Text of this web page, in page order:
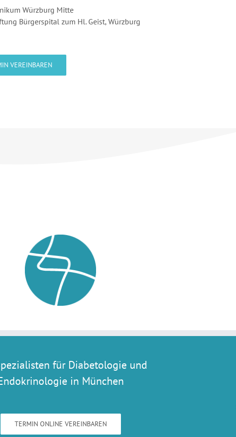
Würzburg Mitte
Bürgerspital zum Hl. Geist, Würzburg
VEREINBAREN
für Diabetologie und
in München
TERMIN ONLINE VEREINBAREN